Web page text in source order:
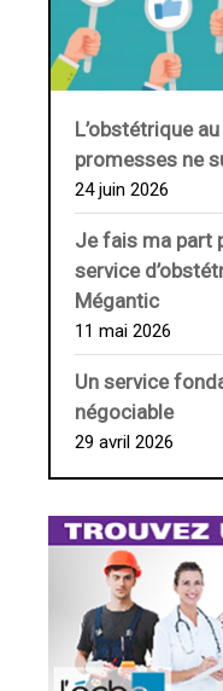
L’obstétrique
promesses ne
24 juin 2026
Je fais ma part
service
Mégantic
11 mai 2026
Un service
négociable
29 avril 2026